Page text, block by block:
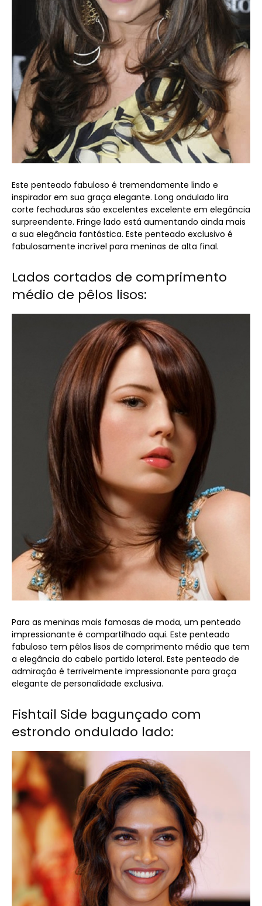
Este penteado fabuloso é tremendamente lindo e
inspirador em sua graça elegante. Long ondulado lira
corte fechaduras são excelentes excelente em elegância
surpreendente. Fringe lado está aumentando ainda mais
a sua elegância fantástica. Este penteado exclusivo é
fabulosamente incrível para meninas de alta final.
Lados cortados de comprimento
médio de pêlos lisos:
Para as meninas mais famosas de moda, um penteado
impressionante é compartilhado aqui. Este penteado
fabuloso tem pêlos lisos de comprimento médio que tem
a elegância do cabelo partido lateral. Este penteado de
admiração é terrivelmente impressionante para graça
elegante de personalidade exclusiva.
Fishtail Side bagunçado com
estrondo ondulado lado: